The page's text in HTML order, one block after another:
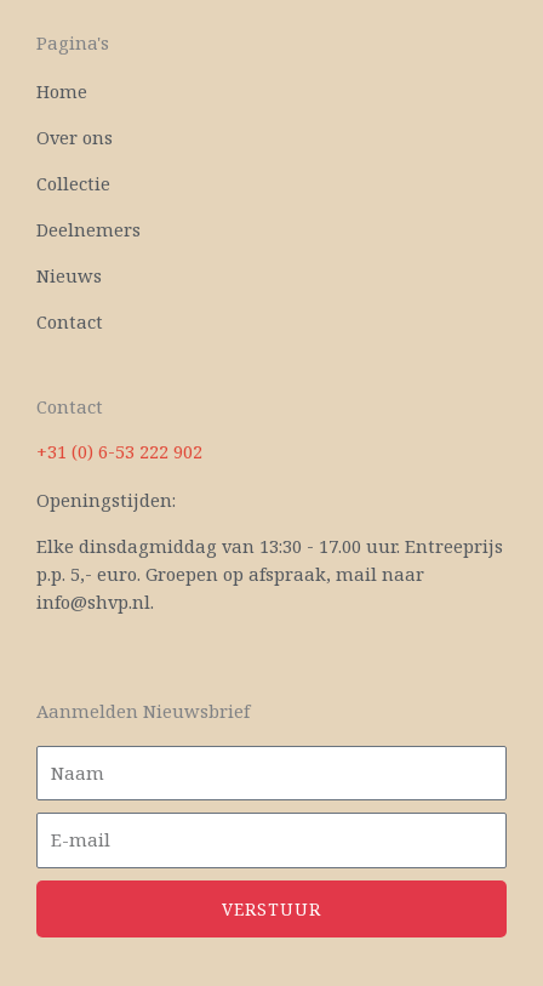
b
o
k
Pagina's
Home
Over ons
Collectie
Deelnemers
Nieuws
Contact
Contact
+31 (0) 6-53 222 902
Openingstijden:
Elke dinsdagmiddag van 13:30 - 17.00 uur. Entreeprijs
p.p. 5,- euro. Groepen op afspraak, mail naar
info@shvp.nl.
Aanmelden Nieuwsbrief
VERSTUUR